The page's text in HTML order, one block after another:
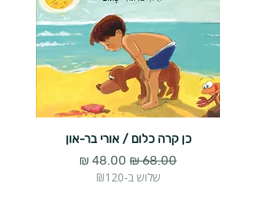
כן קרה כלום / אורי בר-און
מחיר רגיל מחיר מבצע
שלוש ב-₪120